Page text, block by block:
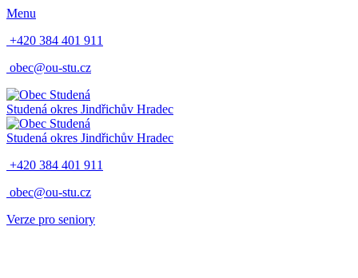
Menu
+420 384 401 911
obec@ou-stu.cz
Studená okres Jindřichův Hradec
Studená okres Jindřichův Hradec
+420 384 401 911
obec@ou-stu.cz
Verze pro seniory